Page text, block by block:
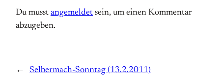
Du musst angemeldet sein, um einen Kommentar
abzugeben.
←
Selbermach-Sonntag (13.2.2011)